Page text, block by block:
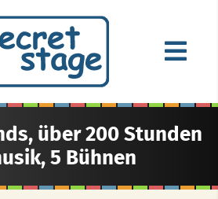
über 200 Stunden
5 Bühnen